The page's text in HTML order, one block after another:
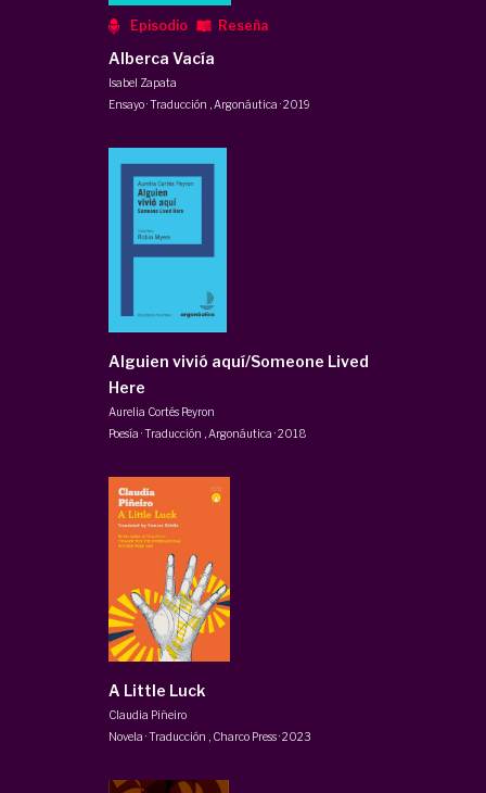
Episodio Reseña
Alberca Vacía
Isabel Zapata
Ensayo · Traducción
Argonáutica ·2019
Alguien vivió aquí/Someone Lived
Here
Aurelia Cortés Peyron
Poesía · Traducción
Argonáutica ·2018
A Little Luck
Claudia Piñeiro
Novela · Traducción
Charco Press·2023